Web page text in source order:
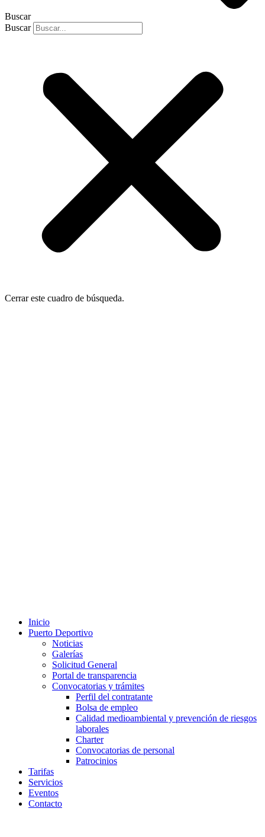
Buscar
Buscar
Cerrar este cuadro de búsqueda.
Inicio
Puerto Deportivo
Noticias
Galerías
Solicitud General
Portal de transparencia
Convocatorias y trámites
Perfil del contratante
Bolsa de empleo
Calidad medioambiental y prevención de riesgos
laborales
Charter
Convocatorias de personal
Patrocinios
Tarifas
Servicios
Eventos
Contacto